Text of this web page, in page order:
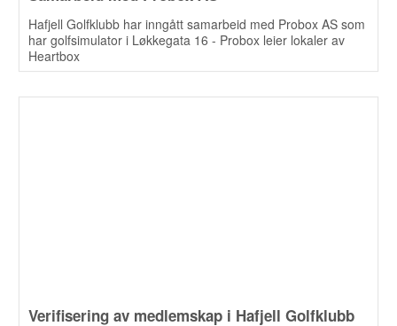
Hafjell Golfklubb har inngått samarbeid med Probox AS som
har golfsimulator i Løkkegata 16 - Probox leier lokaler av
Heartbox
Verifisering av medlemskap i Hafjell Golfklubb